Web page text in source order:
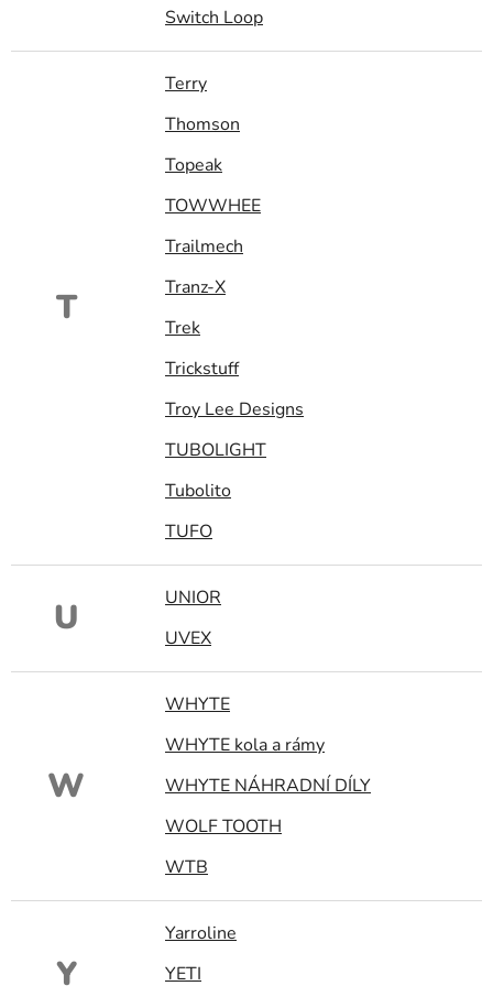
Switch Loop
T
Terry
Thomson
Topeak
TOWWHEE
Trailmech
Tranz-X
Trek
Trickstuff
Troy Lee Designs
TUBOLIGHT
Tubolito
TUFO
U
UNIOR
UVEX
W
WHYTE
WHYTE kola a rámy
WHYTE NÁHRADNÍ DÍLY
WOLF TOOTH
WTB
Y
Yarroline
YETI